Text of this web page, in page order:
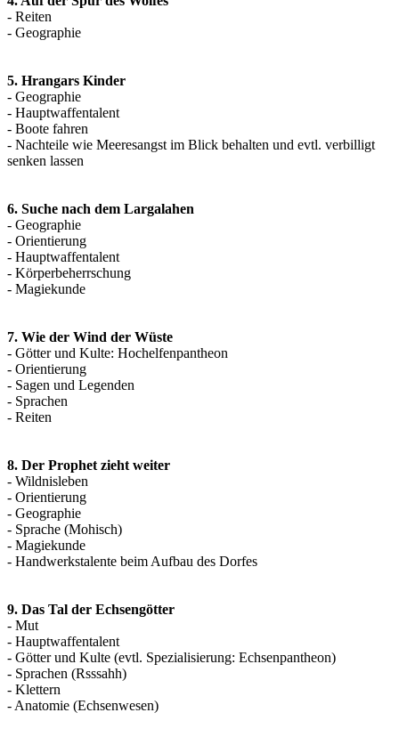
- Reiten
- Geographie
5. Hrangars Kinder
- Geographie
- Hauptwaffentalent
- Boote fahren
- Nachteile wie Meeresangst im Blick behalten und evtl. verbilligt
senken lassen
6. Suche nach dem Largalahen
- Geographie
- Orientierung
- Hauptwaffentalent
- Körperbeherrschung
- Magiekunde
7. Wie der Wind der Wüste
- Götter und Kulte: Hochelfenpantheon
- Orientierung
- Sagen und Legenden
- Sprachen
- Reiten
8. Der Prophet zieht weiter
- Wildnisleben
- Orientierung
- Geographie
- Sprache (Mohisch)
- Magiekunde
- Handwerkstalente beim Aufbau des Dorfes
9. Das Tal der Echsengötter
- Mut
- Hauptwaffentalent
- Götter und Kulte (evtl. Spezialisierung: Echsenpantheon)
- Sprachen (Rsssahh)
- Klettern
- Anatomie (Echsenwesen)